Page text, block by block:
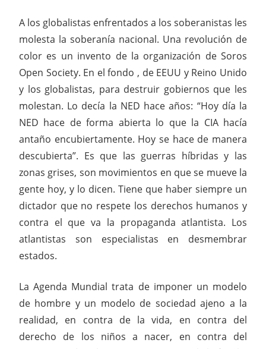
A los globalistas enfrentados a los soberanistas les
molesta la soberanía nacional. Una revolución de
color es un invento de la organización de Soros
Open Society. En el fondo , de EEUU y Reino Unido
y los globalistas, para destruir gobiernos que les
molestan. Lo decía la NED hace años: “Hoy día la
NED hace de forma abierta lo que la CIA hacía
antaño encubiertamente. Hoy se hace de manera
descubierta”. Es que las guerras híbridas y las
zonas grises, son movimientos en que se mueve la
gente hoy, y lo dicen. Tiene que haber siempre un
dictador que no respete los derechos humanos y
contra el que va la propaganda atlantista. Los
atlantistas son especialistas en desmembrar
estados.
La Agenda Mundial trata de imponer un modelo
de hombre y un modelo de sociedad ajeno a la
realidad, en contra de la vida, en contra del
derecho de los niños a nacer, en contra del